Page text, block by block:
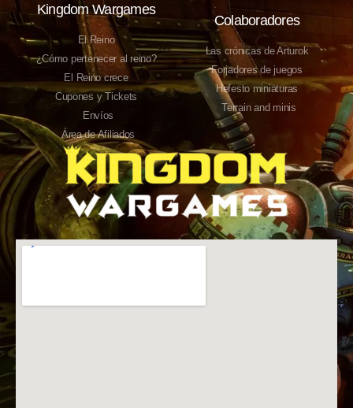
Kingdom Wargames
El Reino
¿Cómo pertenecer al reino?
El Reino crece
Cupones y Tickets
Envíos
Área de Afiliados
Colaboradores
Las crónicas de Arturok
Forjadores de juegos
Hefesto miniaturas
Terrain and minis